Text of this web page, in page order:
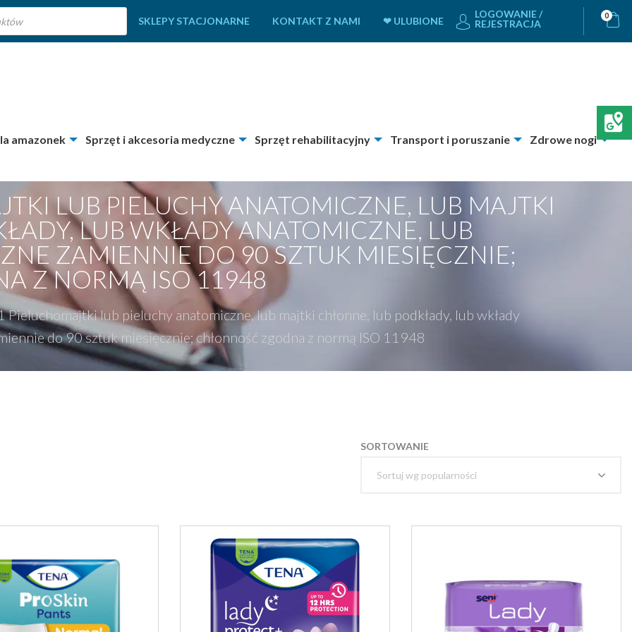
SKLEPY STACJONARNE KONTAKT Z NAMI ❤ ULUBIONE
LOGOWANIE /
REJESTRACJA
0
amazonek Sprzęt i akcesoria medyczne Sprzęt rehabilitacyjny Transport i poruszanie
Zdrowe nogi
LUB PIELUCHY ANATOMICZNE, LUB MAJTKI
LUB WKŁADY ANATOMICZNE, LUB
ZAMIENNIE DO 90 SZTUK MIESIĘCZNIE;
Z NORMĄ ISO 11948
Pieluchomajtki lub pieluchy anatomiczne, lub majtki chłonne, lub podkłady, lub wkłady
do 90 sztuk miesięcznie; chłonność zgodna z normą ISO 11948
SORTOWANIE